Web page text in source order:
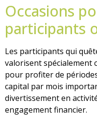
Occasions
participants
Les participants qui
valorisent spécialement
pour profiter de
capital par mois
divertissement en
engagement financier.